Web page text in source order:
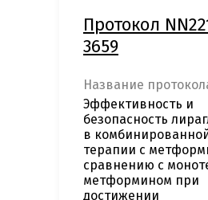
Протокол
3659
Название
Эффективность и
безопасность
в
терапии с
сравнению с
метформином при
достижении